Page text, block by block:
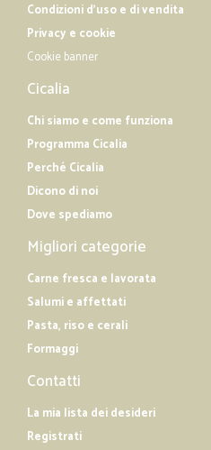
Condizioni d'uso e di vendita
Privacy e cookie
Cookie banner
Cicalia
Chi siamo e come funziona
Programma Cicalia
Perché Cicalia
Dicono di noi
Dove spediamo
Migliori categorie
Carne fresca e lavorata
Salumi e affettati
Pasta, riso e cerali
Formaggi
Contatti
La mia lista dei desideri
Registrati